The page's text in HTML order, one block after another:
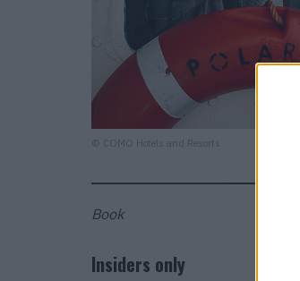
© COMO Hotels and Resorts
Book
Insiders only